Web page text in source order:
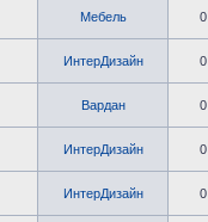
Мебель 0
ИнтерДизайн 0
Вардан 0
ИнтерДизайн 0
ИнтерДизайн 0